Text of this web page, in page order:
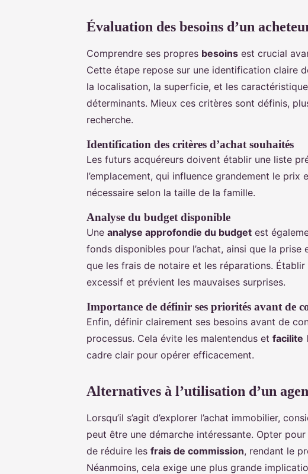
Évaluation des besoins d’un
Comprendre ses propres besoins est crucial
Cette étape repose sur une identification claire
la localisation, la superficie, et les
déterminants. Mieux ces critères sont définis,
recherche.
Identification des critères d’achat souhaités
Les futurs acquéreurs doivent établir une liste
l’emplacement, qui influence grandement le prix
nécessaire selon la taille de la famille.
Analyse du budget disponible
Une analyse approfondie du budget est
fonds disponibles pour l’achat, ainsi que la
que les frais de notaire et les réparations. Établir
excessif et prévient les mauvaises surprises.
Importance de définir ses priorités avant de
Enfin, définir clairement ses besoins avant de
processus. Cela évite les malentendus et facilite
cadre clair pour opérer efficacement.
Alternatives à l’utilisation d’un
Lorsqu’il s’agit d’explorer l’achat immobilier,
peut être une démarche intéressante. Opter pour
de réduire les frais de commission, rendant le
Néanmoins, cela exige une plus grande